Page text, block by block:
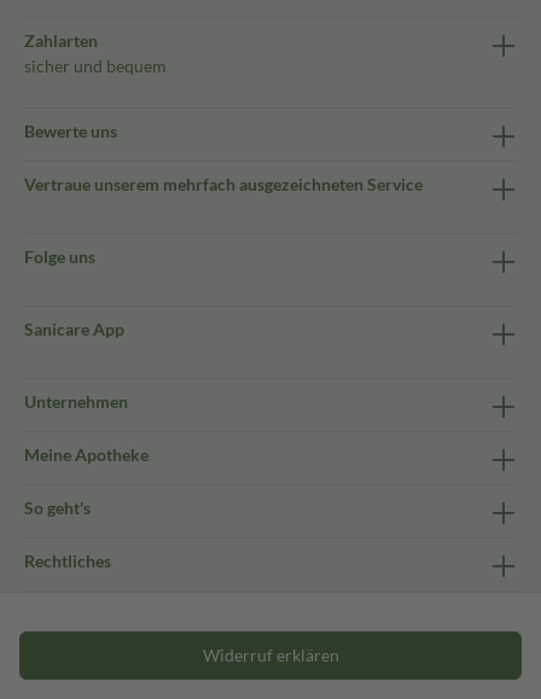
Zahlarten
sicher und bequem
Bewerte uns
Vertraue unserem mehrfach ausgezeichneten Service
Folge uns
Sanicare App
Unternehmen
Meine Apotheke
So geht's
Rechtliches
Widerruf erklären